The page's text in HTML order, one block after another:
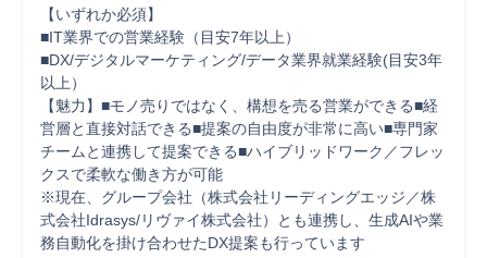
【いずれか必須】
■IT業界での営業経験（目安7年以上）
■DX/デジタルマーケティング/データ業界就業経験(目安3年
以上）
【魅力】■モノ売りではなく、構想を売る営業ができる■経
営層と直接対話できる■提案の自由度が非常に高い■専門家
チームと連携して提案できる■ハイブリッドワーク／フレッ
クスで柔軟な働き方が可能
※現在、グループ会社（株式会社リーディングエッジ／株
式会社Idrasys/リヴァイ株式会社）とも連携し、生成AIや業
務自動化を掛け合わせたDX提案も行っています